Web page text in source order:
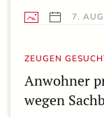
7.
ZEUGEN
Anwohner
wegen